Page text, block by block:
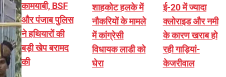
कामयाबी, BSF
और पंजाब पुलिस
ने हथियारों की
बड़ी खेप बरामद
की
शाहकोट हलके में
नौकरियों के मामले
में कांग्रेसी
विधायक लाडी को
घेरा
ई-20 में ज्यादा
क्लोराइड और नमी
के कारण खराब हो
रही गाड़ियां-
केजरीवाल